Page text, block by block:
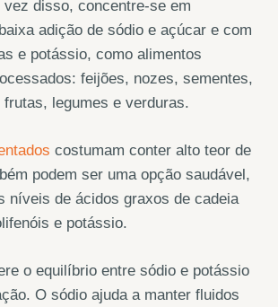
vez disso, concentre-se em
adição de sódio e açúcar e com
e potássio, como alimentos
feijões, nozes, sementes,
legumes e verduras.
costumam conter alto teor de
podem ser uma opção saudável,
níveis de ácidos graxos de cadeia
e potássio.
o equilíbrio entre sódio e potássio
O sódio ajuda a manter fluidos